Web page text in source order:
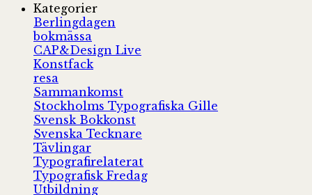
Kategorier
Berlingdagen
bokmässa
CAP&Design Live
Konstfack
resa
Sammankomst
Stockholms Typografiska Gille
Svensk Bokkonst
Svenska Tecknare
Tävlingar
Typografirelaterat
Typografisk Fredag
Utbildning